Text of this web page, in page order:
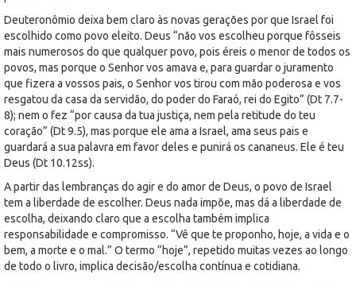
Deuteronômio deixa bem claro às novas gerações por que Israel foi
escolhido como povo eleito. Deus “não vos escolheu porque fôsseis
mais numerosos do que qualquer povo, pois éreis o menor de todos os
povos, mas porque o Senhor vos amava e, para guardar o juramento
que fizera a vossos pais, o Senhor vos tirou com mão poderosa e vos
resgatou da casa da servidão, do poder do Faraó, rei do Egito” (Dt 7.7-
8); nem o fez “por causa da tua justiça, nem pela retitude do teu
coração” (Dt 9.5), mas porque ele ama a Israel, ama seus pais e
guardará a sua palavra em favor deles e punirá os cananeus. Ele é teu
Deus (Dt 10.12ss).
A partir das lembranças do agir e do amor de Deus, o povo de Israel
tem a liberdade de escolher. Deus nada impõe, mas dá a liberdade de
escolha, deixando claro que a escolha também implica
responsabilidade e compromisso. “Vê que te proponho, hoje, a vida e o
bem, a morte e o mal.” O termo “hoje”, repetido muitas vezes ao longo
de todo o livro, implica decisão/escolha contínua e cotidiana.